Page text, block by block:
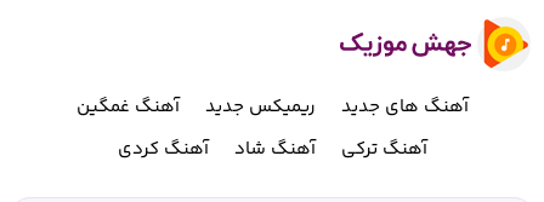
آهنگ های جدید ریمیکس جدید
آهنگ غمگین
آهنگ ترکی
آهنگ شاد آهنگ کردی